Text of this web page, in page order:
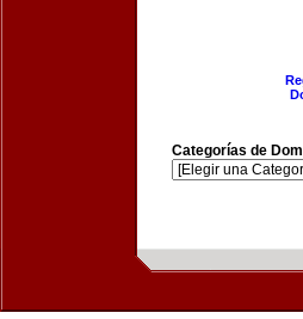
Categorías de